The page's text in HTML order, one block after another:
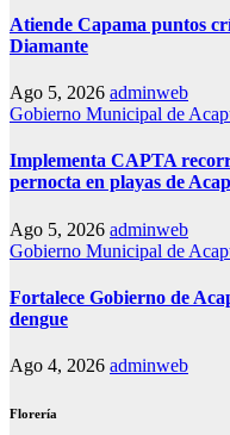
Atiende Capama puntos
Diamante
Ago 5, 2026 adminweb
Gobierno Municipal de
Implementa CAPTA
pernocta en playas de
Ago 5, 2026 adminweb
Gobierno Municipal de
Fortalece Gobierno de
dengue
Ago 4, 2026 adminweb
Florería